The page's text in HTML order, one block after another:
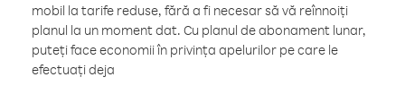
mobil la tarife reduse, fără a fi necesar să vă reînnoiți
planul la un moment dat. Cu planul de abonament lunar,
puteți face economii în privința apelurilor pe care le
efectuați deja